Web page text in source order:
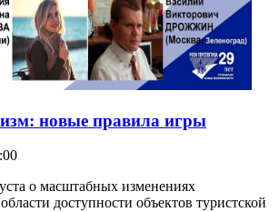
новые правила игры
о масштабных изменениях
доступности объектов туристской